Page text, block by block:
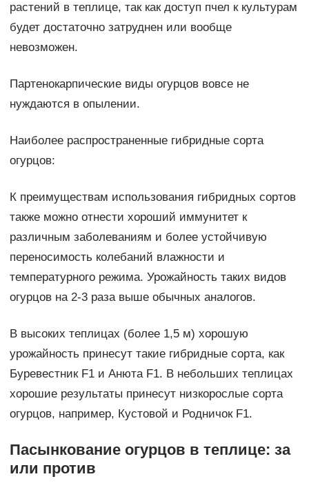
растений в теплице, так как доступ пчел к культурам
будет достаточно затруднен или вообще
невозможен.
Партенокарпические виды огурцов вовсе не
нуждаются в опылении.
Наиболее распространенные гибридные сорта
огурцов:
К преимуществам использования гибридных сортов
также можно отнести хороший иммунитет к
различным заболеваниям и более устойчивую
переносимость колебаний влажности и
температурного режима. Урожайность таких видов
огурцов на 2-3 раза выше обычных аналогов.
В высоких теплицах (более 1,5 м) хорошую
урожайность принесут такие гибридные сорта, как
Буревестник F1 и Анюта F1. В небольших теплицах
хорошие результаты принесут низкорослые сорта
огурцов, например, Кустовой и Родничок F1.
Пасынкование огурцов в теплице: за
или против